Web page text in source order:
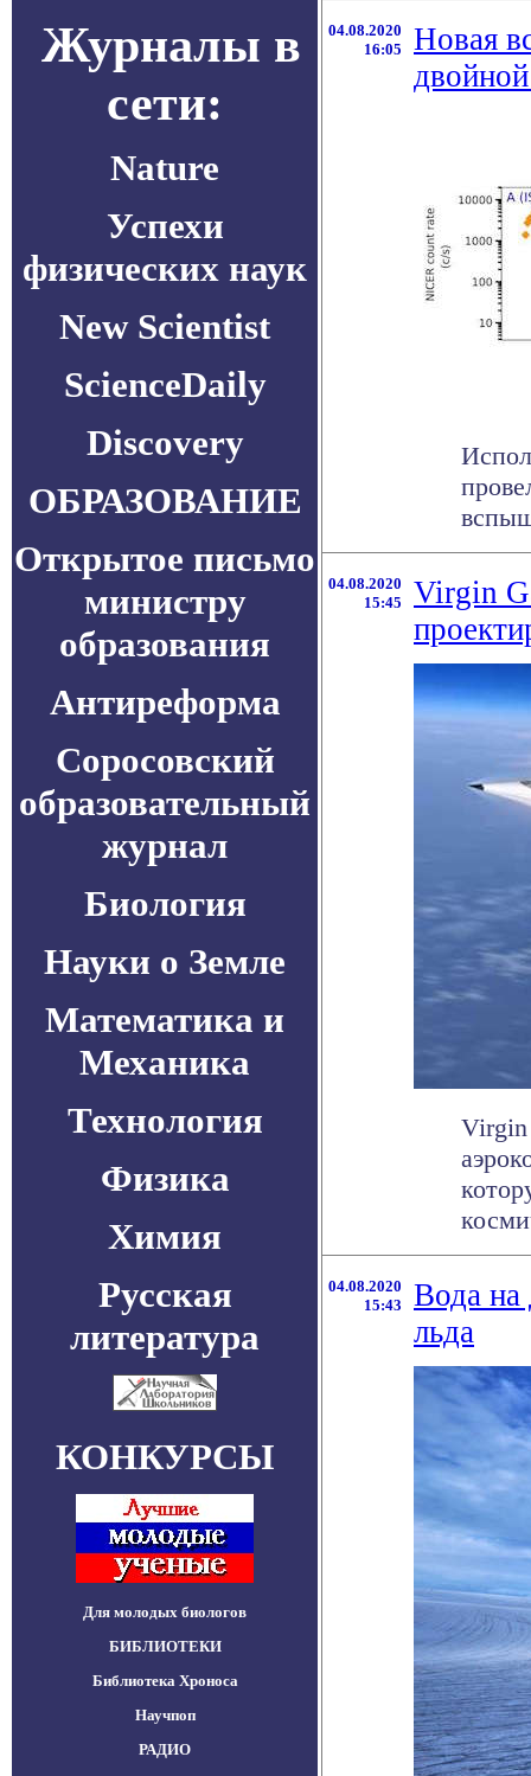
Журналы в
сети:
Nature
Успехи
физических наук
New Scientist
ScienceDaily
Discovery
ОБРАЗОВАНИЕ
Открытое письмо
министру
образования
Антиреформа
Соросовский
образовательный
журнал
Биология
Науки о Земле
Математика и
Механика
Технология
Физика
Химия
Русская
литература
КОНКУРСЫ
Для молодых биологов
БИБЛИОТЕКИ
Библиотека Хроноса
Научпоп
РАДИО
04.08.2020
16:05
Новая
04.08.2020
15:45
Virgin
Virgin
04.08.2020
15:43
Вода на
льда